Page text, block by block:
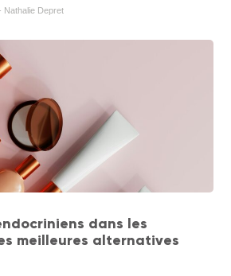
Nathalie Depret
dans les
meilleures alternatives